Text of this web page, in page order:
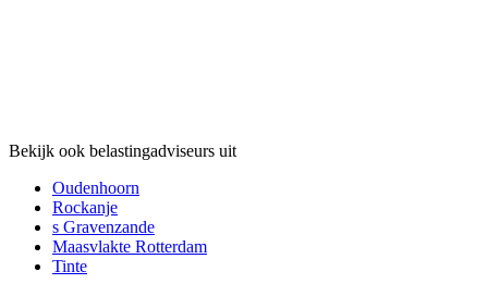
Bekijk ook belastingadviseurs uit
Oudenhoorn
Rockanje
s Gravenzande
Maasvlakte Rotterdam
Tinte